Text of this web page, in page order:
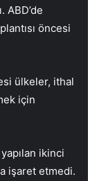
ABD’de
öncesi
ülkeler, ithal
için
ikinci
işaret etmedi.